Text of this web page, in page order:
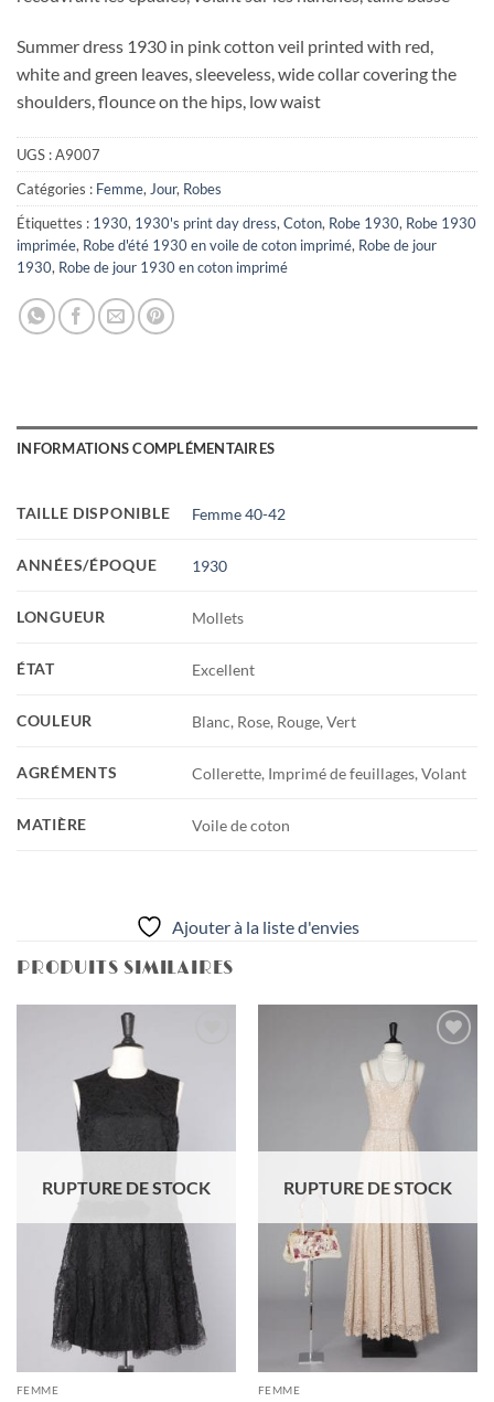
Summer dress 1930 in pink cotton veil printed with red,
white and green leaves, sleeveless, wide collar covering the
shoulders, flounce on the hips, low waist
UGS :A9007
Catégories : Femme,Jour, Robes
Étiquettes : 1930, 1930's print day dress,Coton, Robe 1930, Robe 1930
imprimée, Robe d'été 1930 en voile de coton imprimé, Robe de jour
1930, Robe de jour 1930 en coton imprimé
INFORMATIONS COMPLÉMENTAIRES
TAILLE DISPONIBLE Femme 40-42
ANNÉES/ÉPOQUE 1930
LONGUEUR Mollets
ÉTAT Excellent
COULEUR Blanc, Rose, Rouge, Vert
AGRÉMENTS Collerette, Imprimé de feuillages, Volant
MATIÈRE Voile de coton
Ajouter à la liste d'envies
PRODUITS SIMILAIRES
d'envies
RUPTURE DE STOCK
FEMME
Ajouter
à la liste
RUPTURE DE STOCK
FEMME